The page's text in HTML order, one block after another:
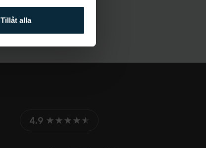
Tillåt alla
4.9